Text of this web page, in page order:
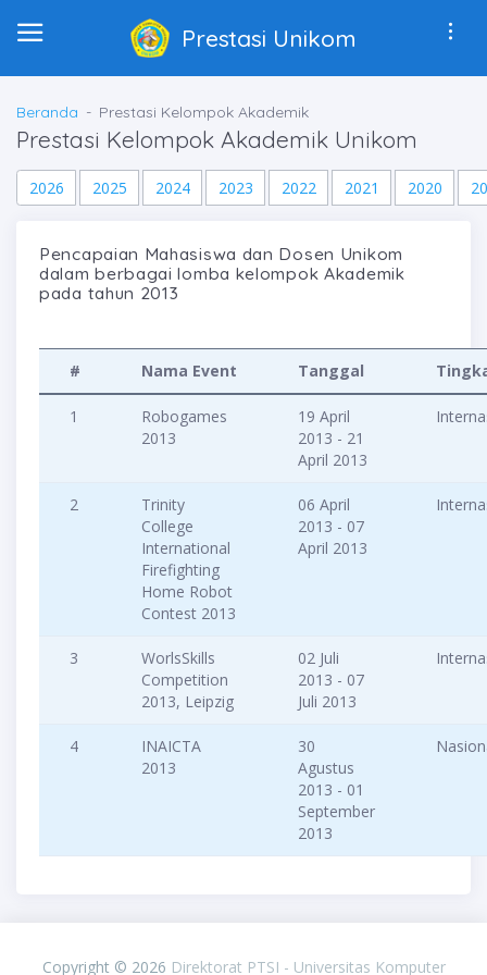
Prestasi Unikom
Beranda Prestasi Kelompok Akademik
Prestasi Kelompok Akademik Unikom
2026 2025 2024 2023 2022 2021 2020
Pencapaian Mahasiswa dan Dosen Unikom
dalam berbagai lomba kelompok Akademik
pada tahun 2013
# Nama Event Tanggal
1
Robogames
2013
19 April
2013 - 21
April 2013
2
Trinity
College
International
Firefighting
Home Robot
Contest 2013
06 April
2013 - 07
April 2013
3
WorlsSkills
Competition
2013, Leipzig
02 Juli
2013 - 07
Juli 2013
4
INAICTA
2013
30
Agustus
2013 - 01
September
2013
Copyright © 2026 Direktorat PTSI - Universitas Komputer